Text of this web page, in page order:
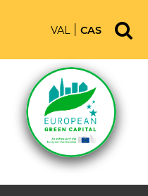
VAL CAS